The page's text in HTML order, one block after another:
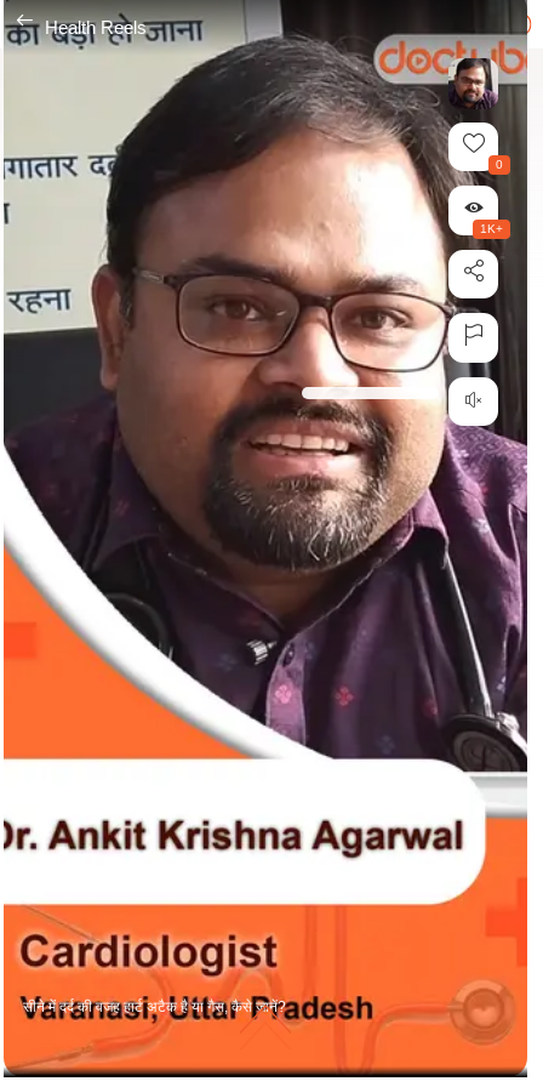
Health Reels
सीने में दर्द की वजह हार्ट अटैक है या गैस, कैसे जानें?
0
1K+